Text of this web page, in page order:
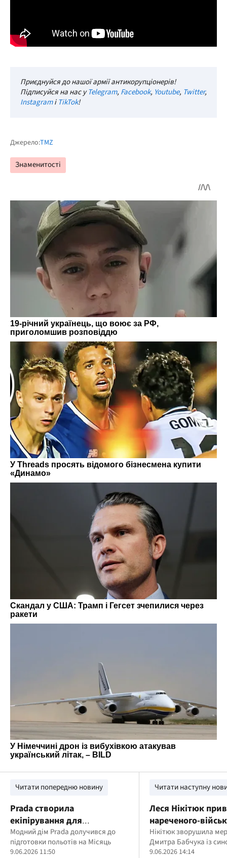
Приєднуйся до нашої армії антикорупціонерів!
Підписуйся на нас уTelegram, Facebook, Youtube, Twitter,
InstagramіTikTok!
Джерело:TMZ
Знаменитості
Читати попередню новину
Prada створила
екіпірування для
астронавтів NASA, які
вирушать на Місяць
Модний дім Prada долучився до
підготовки польотів на Місяць
9.06.2026 11:50
Читати наступну
Леся Нікітюк
нареченого-
30-річчям
Нікітюк зворушила
Дмитра Бабчука із
9.06.2026 14:14